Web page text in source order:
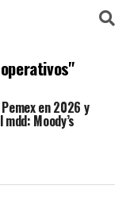
en 2026 y
Moody’s